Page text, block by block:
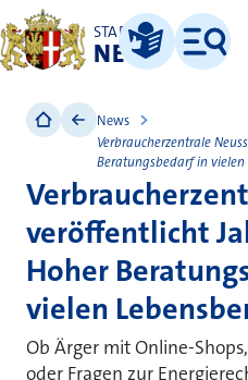
STADT
NEUSS
Leichte Sprache
Menü
News
Verbraucherzentrale
Beratungsbedarf in vielen
veröffentlicht
Hoher
vielen
Ob Ärger mit Online-
oder Fragen zur